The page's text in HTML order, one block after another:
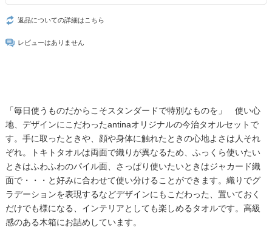
返品についての詳細はこちら
レビューはありません
「毎日使うものだからこそスタンダードで特別なものを」 使い心
地、デザインにこだわったantinaオリジナルの今治タオルセットで
す。手に取ったときや、顔や身体に触れたときの心地よさは人それ
ぞれ。トキトタオルは両面で織りが異なるため、ふっくら使いたい
ときはふわふわのパイル面、さっぱり使いたいときはジャカード織
面で・・・と好みに合わせて使い分けることができます。織りでグ
ラデーションを表現するなどデザインにもこだわった、置いておく
だけでも様になる、インテリアとしても楽しめるタオルです。高級
感のある木箱にお詰めしています。